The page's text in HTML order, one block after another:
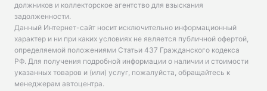
должников и коллекторское агентство для взыскания
задолженности.
Данный Интернет-сайт носит исключительно информационный
характер и ни при каких условиях не является публичной офертой,
определяемой положениями Статьи 437 Гражданского кодекса
РФ. Для получения подробной информации о наличии и стоимости
указанных товаров и (или) услуг, пожалуйста, обращайтесь к
менеджерам автоцентра.